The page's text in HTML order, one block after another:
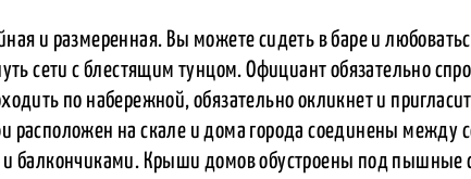
и размеренная. Вы можете сидеть в баре и
сети с блестящим тунцом. Официант обязательно
по набережной, обязательно окликнет и пригласит
расположен на скале и дома города соединены между
и балкончиками. Крыши домов обустроены под пышные